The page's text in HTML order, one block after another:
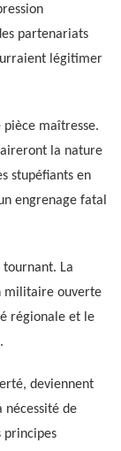
partenariats
légitimer
maîtresse.
la nature
stupéfiants en
engrenage fatal
tournant. La
militaire ouverte
régionale et le
deviennent
nécessité de
principes